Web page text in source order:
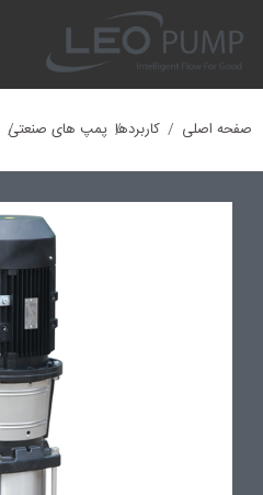
صفحه اصلی کاربردها پمپ های صنعتی